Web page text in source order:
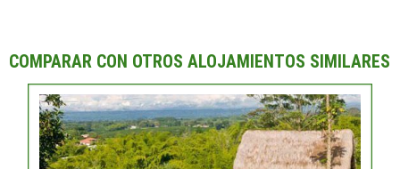
COMPARAR CON OTROS ALOJAMIENTOS SIMILARES